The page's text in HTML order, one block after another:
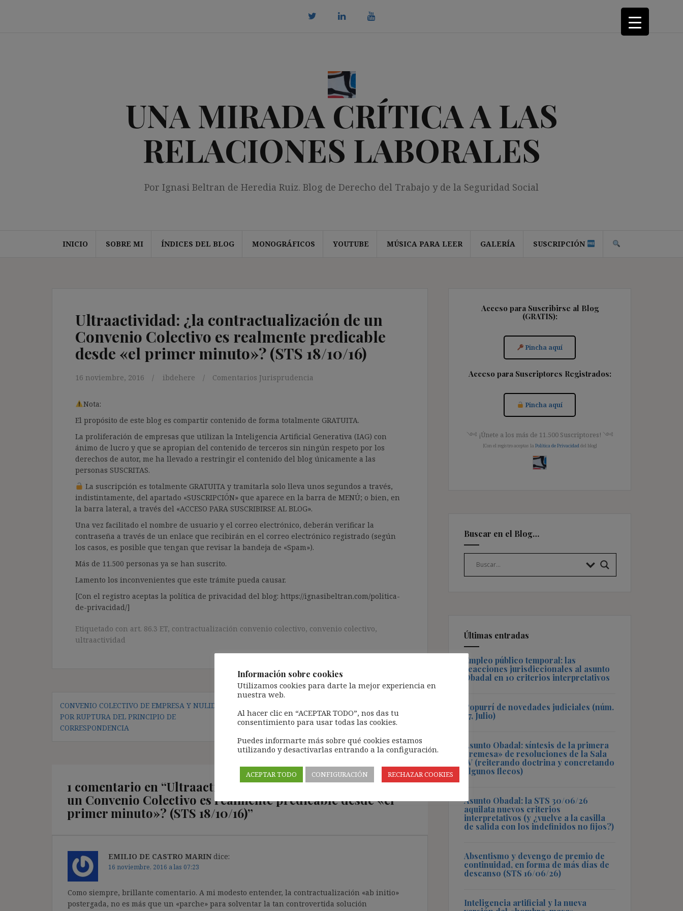
UNA MIRADA CRÍTICA A LAS
RELACIONES LABORALES
Por Ignasi Beltran de Heredia Ruiz. Blog de Derecho del Trabajo y de la Seguridad Social
INICIO SOBRE MI ÍNDICES DEL BLOG MONOGRÁFICOS YOUTUBE MÚSICA PARA LEER GALERÍA SUSCRIPCIÓN
Ultraactividad: ¿la contractualización de un
Convenio Colectivo es realmente predicable
desde «el primer minuto»? (STS 18/10/16)
16 noviembre, 2016 ibdehere Comentarios Jurisprudencia
Nota:
El propósito de este blog es compartir contenido de forma totalmente GRATUITA.
La proliferación de empresas que utilizan la Inteligencia Artificial Generativa (IAG) con
ánimo de lucro y que se apropian del contenido de terceros sin ningún respeto por los
derechos de autor, me ha llevado a restringir el contenido del blog únicamente a las
personas SUSCRITAS.
La suscripción es totalmente GRATUITA y tramitarla solo lleva unos segundos a través,
indistintamente, del apartado «SUSCRIPCIÓN» que aparece en la barra de MENÚ; o bien, en
la barra lateral, a través del «ACCESO PARA SUSCRIBIRSE AL BLOG».
Una vez facilitado el nombre de usuario y el correo electrónico, deberán verificar la
contraseña a través de un enlace que recibirán en el correo electrónico registrado (según
los casos, es posible que tengan que revisar la bandeja de «Spam»).
Más de 11.500 personas ya se han suscrito.
Lamento los inconvenientes que este trámite pueda causar.
[Con el registro aceptas la política de privacidad del blog: https://ignasibeltran.com/politica-
de-privacidad/]
Etiquetado con art. 86.3 ET, contractualización convenio colectivo, convenio colectivo,
ultraactividad
de
entradas
CONVENIO COLECTIVO DE EMPRESA Y NULIDAD
POR RUPTURA DEL PRINCIPIO DE
CORRESPONDENCIA
NO FIJO: LÍMITES DE LA DOCTRINA TJUE «DE
DIEGO PORRAS»
1 comentario en “Ultraactividad: ¿la contractualización de
un Convenio Colectivo es realmente predicable desde «el
primer minuto»? (STS 18/10/16)”
EMILIO DE CASTRO MARIN dice:
16 noviembre, 2016 a las 07:23
Como siempre, brillante comentario. A mi modesto entender, la contractualización «ab initio»
postergada, no es más que un «parche» para solventar la tan controvertida solución
Acceso para Suscribirse al Blog
(GRATIS):
Pincha aquí
Acceso para Suscriptores Registrados:
Pincha aquí
༺ ¡Únete a los más de 11.500 Suscriptores! ༺
[Con el registro aceptas la Política de Privacidad del blog]
Buscar en el Blog…
Últimas entradas
Empleo público temporal: las
reacciones jurisdiccionales al asunto
Obadal en 10 criterios interpretativos
Popurrí de novedades judiciales (núm.
57, Julio)
Asunto Obadal: síntesis de la primera
«remesa» de resoluciones de la Sala
IV (reiterando doctrina y concretando
algunos flecos)
Asunto Obadal: la STS 30/06/26
aquilata nuevos criterios
interpretativos (y ¿vuelve a la casilla
de salida con los indefinidos no fijos?)
Absentismo y devengo de premio de
continuidad, en forma de más días de
descanso (STS 16/06/26)
Inteligencia artificial y la nueva
Información sobre cookies
Utilizamos cookies para darte la mejor experiencia en
nuestra web.
Al hacer clic en “ACEPTAR TODO”, nos das tu
consentimiento para usar todas las cookies.
Puedes informarte más sobre qué cookies estamos
utilizando y desactivarlas entrando a la configuración.
ACEPTAR TODO CONFIGURACIÓN RECHAZAR COOKIES